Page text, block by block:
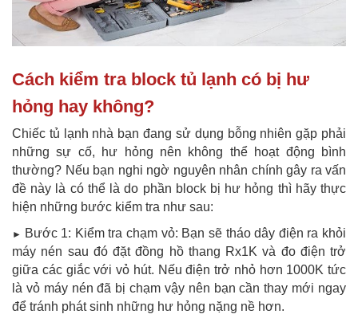
Cách kiểm tra block tủ lạnh có bị hư
hỏng hay không?
Chiếc tủ lạnh nhà bạn đang sử dụng bỗng nhiên gặp phải
những sự cố, hư hỏng nên không thể hoạt động bình
thường? Nếu bạn nghi ngờ nguyên nhân chính gây ra vấn
đề này là có thể là do phần block bị hư hỏng thì hãy thực
hiện những bước kiểm tra như sau:
► Bước 1: Kiểm tra chạm vỏ: Bạn sẽ tháo dây điện ra khỏi
máy nén sau đó đặt đồng hồ thang Rx1K và đo điện trở
giữa các giắc với vỏ hút. Nếu điện trở nhỏ hơn 1000K tức
là vỏ máy nén đã bị chạm vậy nên bạn cần thay mới ngay
để tránh phát sinh những hư hỏng nặng nề hơn.